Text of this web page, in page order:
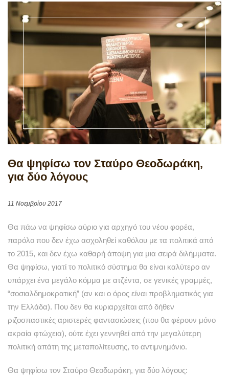
Θα ψηφίσω τον Σταύρο Θεοδωράκη,
για δύο λόγους
11 Νοεμβρίου 2017
Θα πάω να ψηφίσω αύριο για αρχηγό του νέου φορέα,
παρόλο που δεν έχω ασχοληθεί καθόλου με τα πολιτικά από
το 2015, και δεν έχω καθαρή άποψη για μια σειρά διλήμματα.
Θα ψηφίσω, γιατί το πολιτικό σύστημα θα είναι καλύτερο αν
υπάρχει ένα μεγάλο κόμμα με ατζέντα, σε γενικές γραμμές,
“σοσιαλδημοκρατική” (αν και ο όρος είναι προβληματικός για
την Ελλάδα). Που δεν θα κυριαρχείται από δήθεν
ριζοσπαστικές αριστερές φαντασιώσεις (που θα φέρουν μόνο
ακραία φτώχεια), ούτε έχει γεννηθεί από την μεγαλύτερη
πολιτική απάτη της μεταπολίτευσης, το αντιμνημόνιο.
Θα ψηφίσω τον Σταύρο Θεοδωράκη, για δύο λόγους: